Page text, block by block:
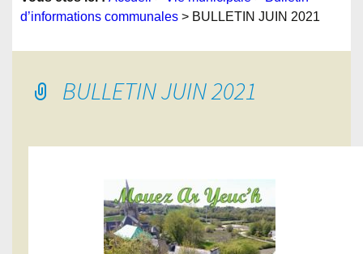
d’informations communales > BULLETIN JUIN 2021
BULLETIN JUIN 2021